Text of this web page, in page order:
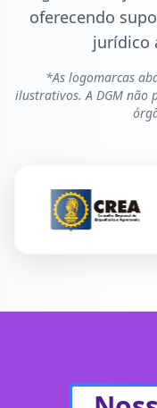
oferecendo
jurídico
*As logomarcas
ilustrativos. A DGM não